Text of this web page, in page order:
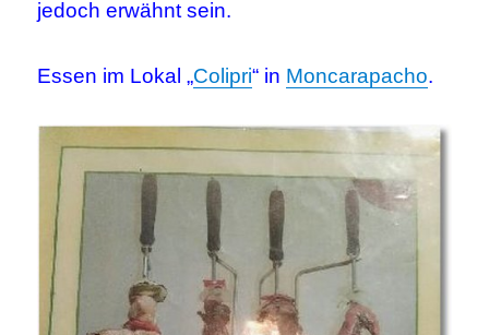
jedoch erwähnt sein.
Essen im Lokal „Colipri“ in Moncarapacho.